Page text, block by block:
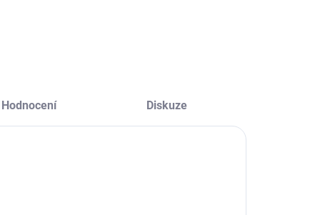
Hodnocení Diskuze